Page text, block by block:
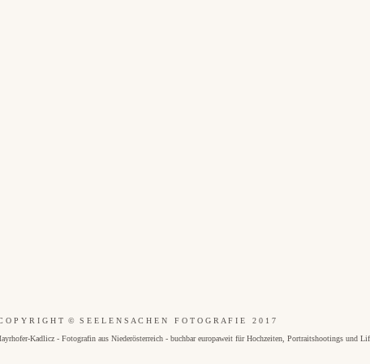
O P Y R I G H T © S E E L E N S A C H E N F O T O G R A F I E 2 0 1 7
Kadlicz - Fotografin aus Niederösterreich - buchbar europaweit für Hochzeiten, Portraitshootings und